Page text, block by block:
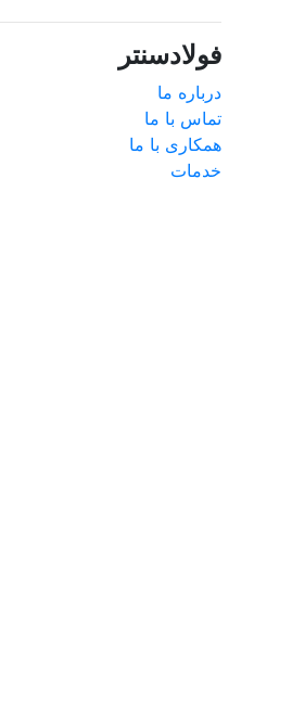
فولادسنتر
درباره ما
تماس با ما
همکاری با ما
خدمات